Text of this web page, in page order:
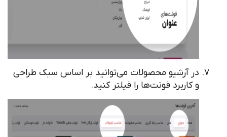
در آرشیو محصولات می‌توانید بر اساس سبک طراحی
و کاربرد فونت‌ها را فیلتر کنید.